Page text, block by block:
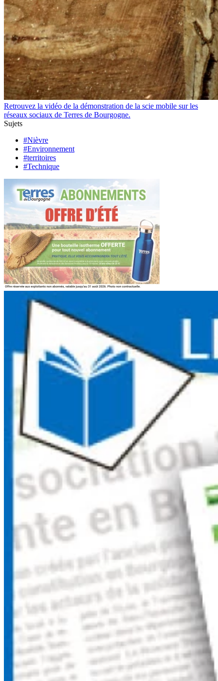
Retrouvez la vidéo de la démonstration de la scie mobile sur les
réseaux sociaux de Terres de Bourgogne.
Sujets
#Nièvre
#Environnement
#territoires
#Technique